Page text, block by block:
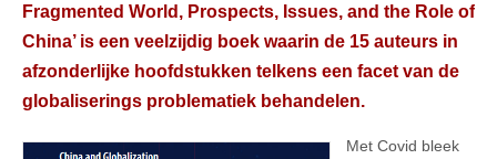
Fragmented World, Prospects, Issues, and the Role of
China’ is een veelzijdig boek waarin de 15 auteurs in
afzonderlijke hoofdstukken telkens een facet van de
globaliserings problematiek behandelen.
Met Covid bleek